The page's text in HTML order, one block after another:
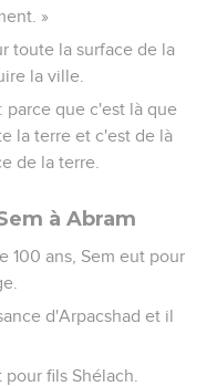
»
toute la surface de la
la ville.
parce que c'est là que
la terre et c'est de là
de la terre.
à Abram
100 ans, Sem eut pour
d'Arpacshad et il
fils Shélach.